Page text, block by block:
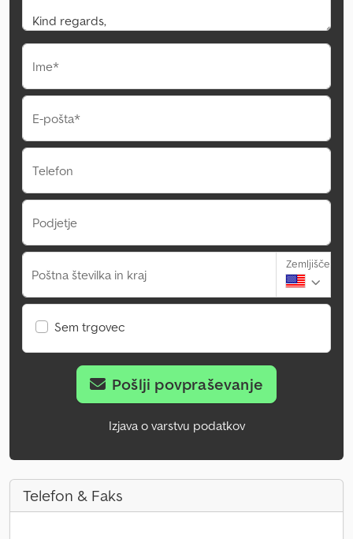
Ime*
E-pošta*
Telefon
Podjetje
Poštna številka in kraj
Zemljišče
Sem trgovec
Pošlji povpraševanje
Izjava o varstvu podatkov
Telefon & Faks